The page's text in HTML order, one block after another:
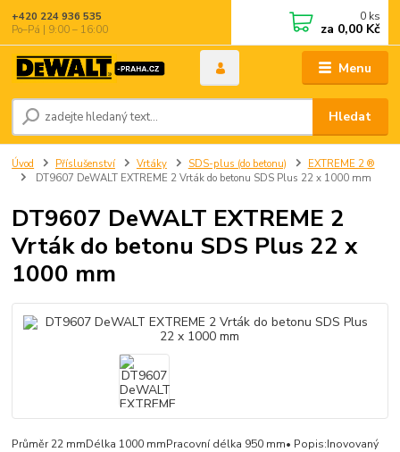
Menu
Hledat
+420 224 936 535
Po–Pá | 9:00 – 16:00
0 ks
za 0,00 Kč
Úvod Příslušenství Vrtáky SDS-plus (do betonu)
EXTREME 2 ®
DT9607 DeWALT EXTREME 2 Vrták do betonu SDS Plus 22 x 1000 mm
DT9607 DeWALT EXTREME 2
Vrták do betonu SDS Plus 22 x
1000 mm
Průměr 22 mmDélka 1000 mmPracovní délka 950 mm• Popis:Inovovaný